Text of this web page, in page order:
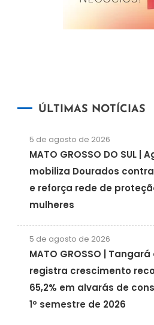
ÚLTIMAS NOTÍCIAS
5 de agosto de 2026
MATO GROSSO DO SUL |
mobiliza Dourados
e reforça rede de
mulheres
5 de agosto de 2026
MATO GROSSO |
registra crescimento
65,2% em alvarás de
1º semestre de 2026